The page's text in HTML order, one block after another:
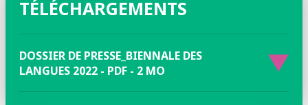
TÉLÉCHARGEMENTS
DOSSIER DE PRESSE_BIENNALE DES
LANGUES 2022 - PDF - 2 MO